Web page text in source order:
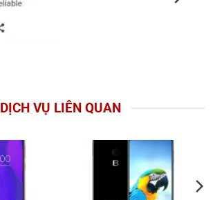
DỊCH VỤ LIÊN QUAN